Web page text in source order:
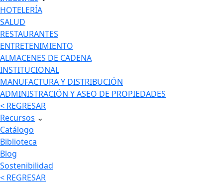
HOTELERÍA
SALUD
RESTAURANTES
ENTRETENIMIENTO
ALMACENES DE CADENA
INSTITUCIONAL
MANUFACTURA Y DISTRIBUCIÓN
ADMINISTRACIÓN Y ASEO DE PROPIEDADES
< REGRESAR
Recursos ⌄
Catálogo
Biblioteca
Blog
Sostenibilidad
< REGRESAR